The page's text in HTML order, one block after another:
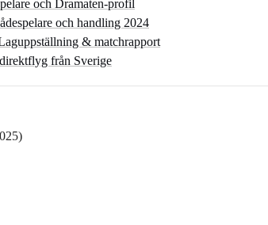
och Dramaten-profil
och handling 2024
& matchrapport
från Sverige